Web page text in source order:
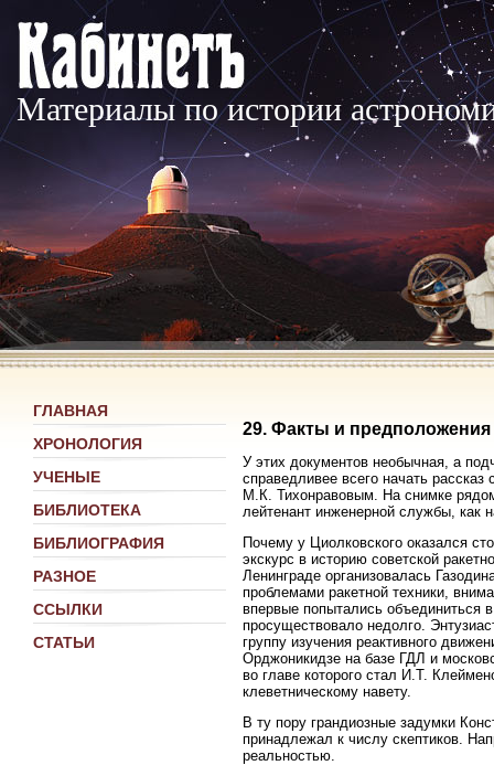
Материалы по истории
ГЛАВНАЯ
ХРОНОЛОГИЯ
УЧЕНЫЕ
БИБЛИОТЕКА
БИБЛИОГРАФИЯ
РАЗНОЕ
ССЫЛКИ
СТАТЬИ
29. Факты и предположения
У этих документов необычная, а
справедливее всего начать
М.К. Тихонравовым. На снимке
лейтенант инженерной службы, как
Почему у Циолковского оказался
экскурс в историю советской
Ленинграде организовалась
проблемами ракетной техники,
впервые попытались объединиться
просуществовало недолго.
группу изучения реактивного
Орджоникидзе на базе ГДЛ и
во главе которого стал И.Т.
клеветническому навету.
В ту пору грандиозные задумки
принадлежал к числу скептиков.
реальностью.